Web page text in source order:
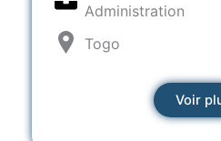
Administration
Togo
Voir